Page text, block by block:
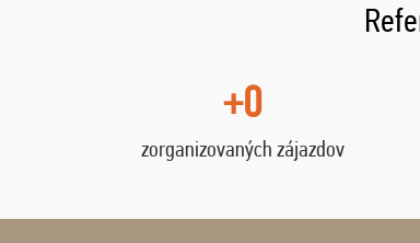
+0
zorganizovaných zájazdov